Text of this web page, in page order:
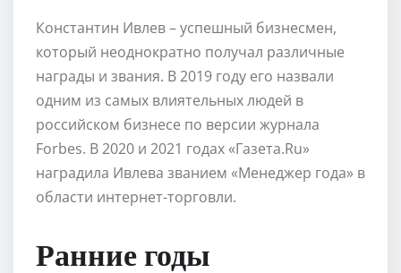
Константин Ивлев – успешный бизнесмен,
который неоднократно получал различные
награды и звания. В 2019 году его назвали
одним из самых влиятельных людей в
российском бизнесе по версии журнала
Forbes. В 2020 и 2021 годах «Газета.Ru»
наградила Ивлева званием «Менеджер года» в
области интернет-торговли.
Ранние годы